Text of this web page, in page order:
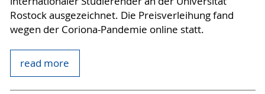
Rostock ausgezeichnet. Die Preisverleihung fand
wegen der Coriona-Pandemie online statt.
read more